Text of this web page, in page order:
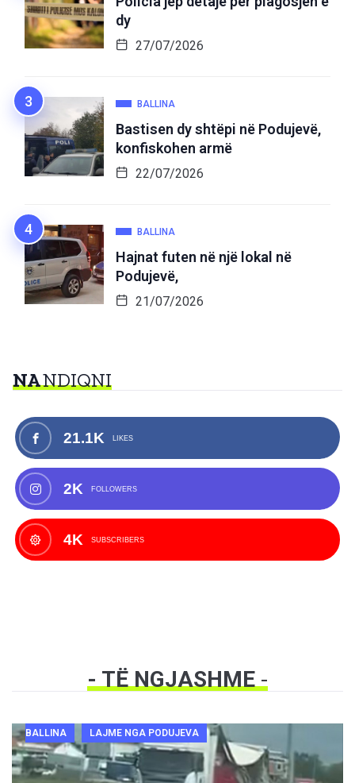
dy
27/07/2026
BALLINA
Bastisen dy shtëpi në Podujevë,
konfiskohen armë
22/07/2026
BALLINA
Hajnat futen në një lokal në
Podujevë,
21/07/2026
NANDIQNI
21.1K LIKES
2K FOLLOWERS
4K SUBSCRIBERS
- TË NGJASHME-
BALLINA LAJME NGA PODUJEVA